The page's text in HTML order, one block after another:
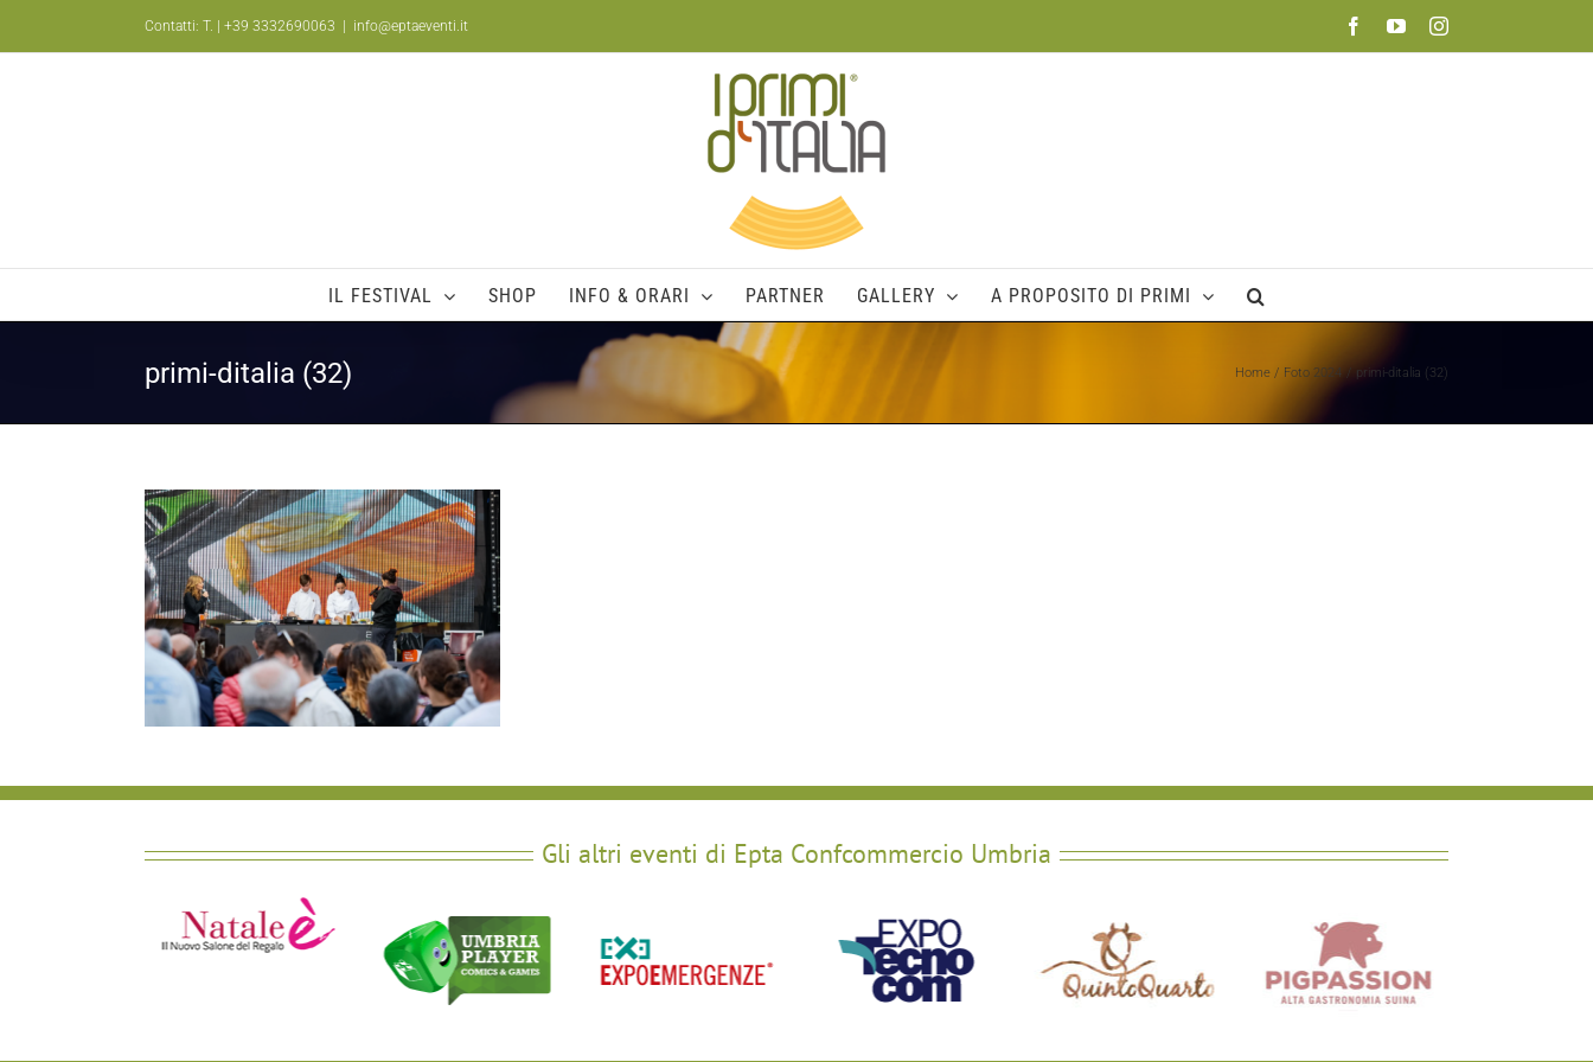
Contatti: T. | +39 3332690063 info@eptaeventi.it FacebookYouTubeInstagram
IL FESTIVAL SHOP INFO & ORARI PARTNER GALLERY A PROPOSITO DI PRIMI
primi-ditalia (32) Home Foto 2024 primi-ditalia (32)
Gli altri eventi di Epta Confcommercio Umbria